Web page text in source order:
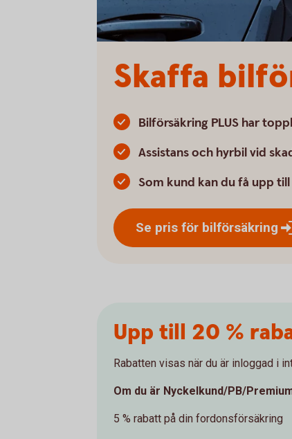
Skaffa
Bilförsäkring PLUS har
Assistans och hyrbil vid
Som kund kan du få upp
Se pris för bilförsäkring
Upp till 20 %
Rabatten visas när du är inloggad i
Om du är Nyckelkund/PB/
5 % rabatt på din fordonsförsäkring